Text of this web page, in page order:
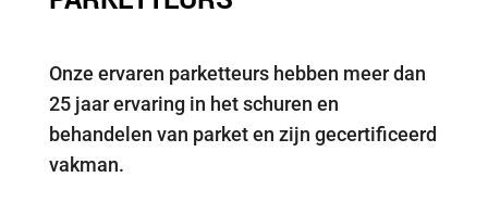
Onze ervaren parketteurs hebben meer dan
25 jaar ervaring in het schuren en
behandelen van parket en zijn gecertificeerd
vakman.